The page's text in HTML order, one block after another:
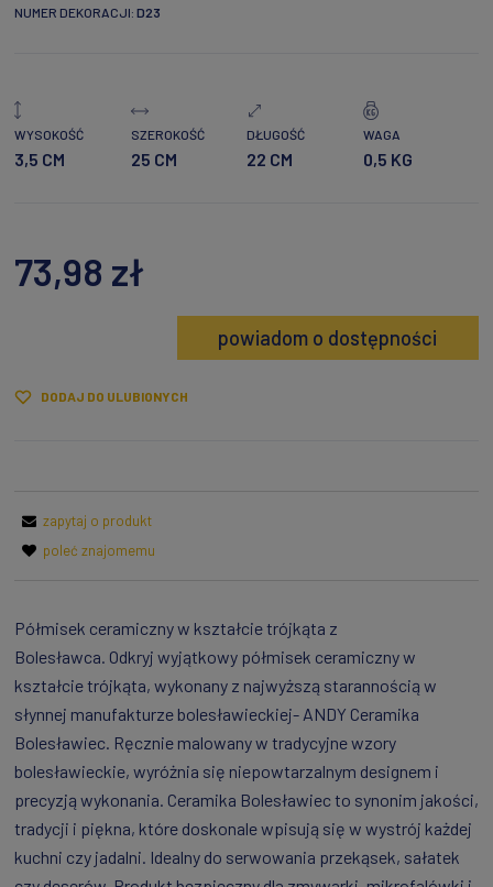
NUMER DEKORACJI: D23
WYSOKOŚĆ
3,5 CM
SZEROKOŚĆ
25 CM
DŁUGOŚĆ
22 CM
WAGA
0,5 KG
73,98 zł
powiadom o dostępności
DODAJ DO ULUBIONYCH
zapytaj o produkt
poleć znajomemu
Półmisek ceramiczny w kształcie trójkąta z
Bolesławca. Odkryj wyjątkowy półmisek ceramiczny w
kształcie trójkąta, wykonany z najwyższą starannością w
słynnej manufakturze bolesławieckiej- ANDY Ceramika
Bolesławiec. Ręcznie malowany w tradycyjne wzory
bolesławieckie, wyróżnia się niepowtarzalnym designem i
precyzją wykonania. Ceramika Bolesławiec to synonim jakości,
tradycji i piękna, które doskonale wpisują się w wystrój każdej
kuchni czy jadalni. Idealny do serwowania przekąsek, sałatek